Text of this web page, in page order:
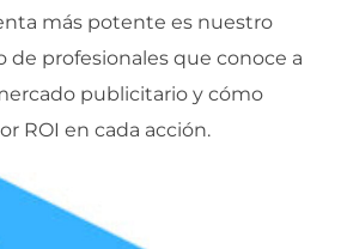
más potente es nuestro
de profesionales que conoce a
publicitario y cómo
ROI en cada acción.